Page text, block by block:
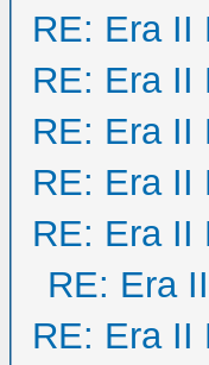
RE: Era II
RE: Era II
RE: Era II
RE: Era II
RE: Era II
RE: Era
RE: Era II